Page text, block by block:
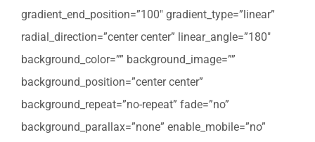
gradient_end_position=”100″ gradient_type=”linear”
radial_direction=”center center” linear_angle=”180″
background_color=”” background_image=””
background_position=”center center”
background_repeat=”no-repeat” fade=”no”
background_parallax=”none” enable_mobile=”no”